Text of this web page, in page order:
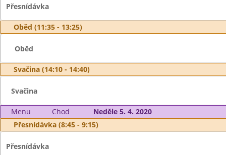
Přesnídávka
Oběd (11:35 - 13:25)
Oběd
Svačina (14:10 - 14:40)
Svačina
Menu Chod
Neděle 5. 4. 2020
Přesnídávka (8:45 - 9:15)
Přesnídávka